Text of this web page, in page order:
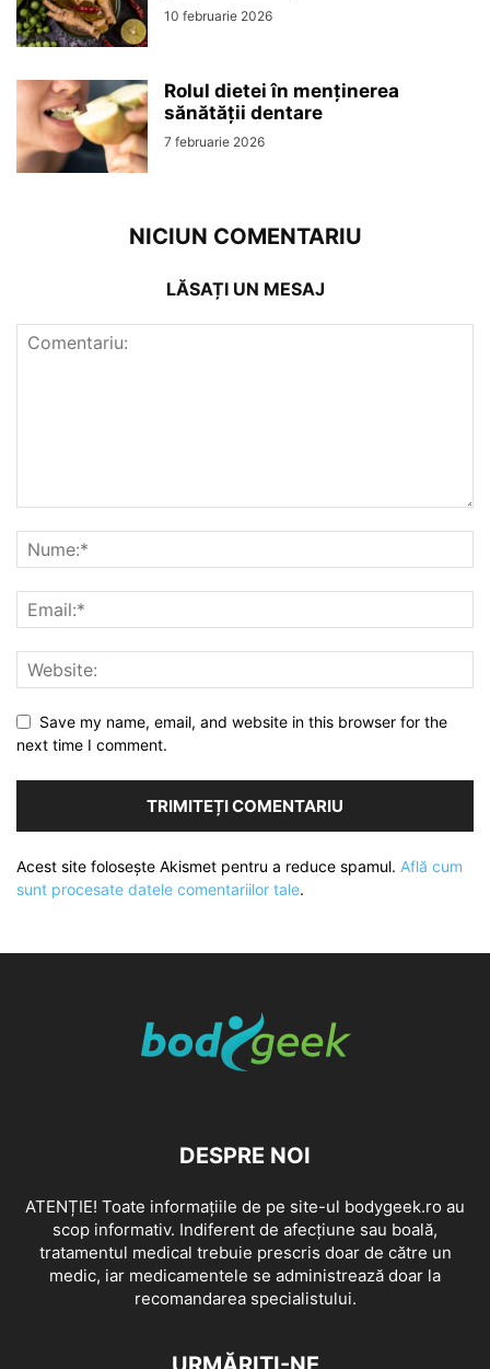
10 februarie 2026
Rolul dietei în menținerea
sănătății dentare
7 februarie 2026
NICIUN COMENTARIU
LĂSAȚI UN MESAJ
Save my name, email, and website in this browser for the
next time I comment.
Acest site folosește Akismet pentru a reduce spamul. Află cum
sunt procesate datele comentariilor tale.
DESPRE NOI
ATENȚIE! Toate informațiile de pe site-ul bodygeek.ro au
scop informativ. Indiferent de afecțiune sau boală,
tratamentul medical trebuie prescris doar de către un
medic, iar medicamentele se administrează doar la
recomandarea specialistului.